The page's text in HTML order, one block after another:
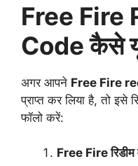
Free Fire
Code कैसे
अगर आपने Free Fire
प्राप्त कर लिया है, तो इसे
फॉलो करें:
Free Fire रिडीम